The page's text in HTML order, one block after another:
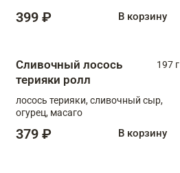
399 ₽ В корзину
Сливочный лосось
терияки ролл
197 г
лосось терияки, сливочный сыр,
огурец, масаго
379 ₽ В корзину